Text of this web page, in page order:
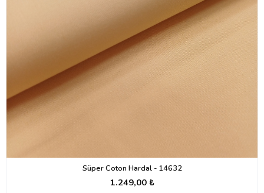
Süper Coton Hardal - 14632
1.249,00 ₺